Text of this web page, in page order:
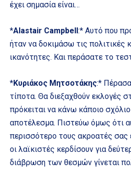
έχει σημασία είναι…
*Alastair Campbell :* Αυτό που
ήταν να δοκιμάσω τις πολιτικές
ικανότητες. Και περάσατε το
*Κυριάκος Μητσοτάκης:*
τίποτα. Θα διεξαχθούν εκλογές
πρόκειται να κάνω κάποιο
αποτέλεσμα. Πιστεύω όμως ότι
περισσότερο τους ακροατές σας
οι λαϊκιστές κερδίσουν για
διάβρωση των θεσμών γίνεται